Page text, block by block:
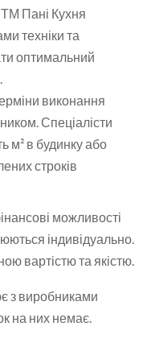
ТМ Пані Кухня
техніки та
оптимальний
виконання
Спеціалісти
м² в будинку або
строків
можливості
індивідуально.
вартістю та якістю.
з виробниками
на них немає.